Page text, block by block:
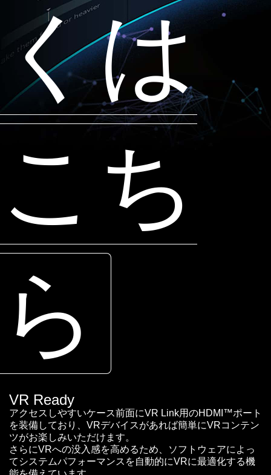
くは
こち
ら
VR Ready
アクセスしやすいケース前面にVR Link用のHDMI™ポート
を装備しており、VRデバイスがあれば簡単にVRコンテン
ツがお楽しみいただけます。
さらにVRへの没入感を高めるため、ソフトウェアによっ
てシステムパフォーマンスを自動的にVRに最適化する機